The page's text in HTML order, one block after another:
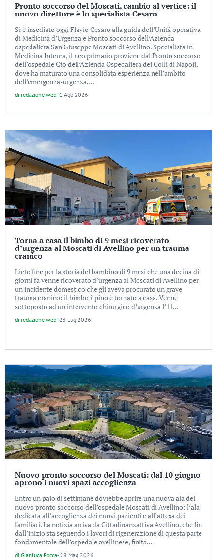
Pronto soccorso del Moscati, cambio al vertice: il
nuovo direttore è lo specialista Cesaro
Si è insediato oggi Flavio Cesaro alla guida dell’Unità operativa
di Medicina d’Urgenza e Pronto soccorso dell’Azienda
ospedaliera San Giuseppe Moscati di Avellino. Specialista in
Medicina Interna, il neo primario proviene dal Pronto soccorso
dell’ospedale Cto dell’Azienda Ospedaliera dei Colli di Napoli,
dove ha maturato una consolidata esperienza nell’ambito
dell’emergenza-urgenza,...
di redazione web- 1 Ago 2026
Torna a casa il bimbo di 9 mesi ricoverato
d’urgenza al Moscati di Avellino per un trauma
cranico
Lieto fine per la storia del bambino di 9 mesi che una decina di
giorni fa venne ricoverato d’urgenza al Moscati di Avellino per
un incidente domestico che gli aveva procurato un grave
trauma cranico: il bimbo irpino è tornato a casa. Venne
sottoposto ad un intervento chirurgico d’urgenza l’11...
di redazione web- 23 Lug 2026
Nuovo pronto soccorso del Moscati: dal 10 giugno
aprono i nuovi spazi accoglienza
Entro un paio di settimane dovrebbe aprire una nuova ala del
nuovo pronto soccorso dell’ospedale Moscati di Avellino: l’ala
dedicata all’accoglienza dei nuovi pazienti e all’attesa dei
familiari. La notizia arriva da Cittadinanzattiva Avellino, che fin
dall’inizio sta seguendo i lavori di rigenerazione di questa parte
fondamentale dell’ospedale avellinese, finita...
di Gianluca Rocca- 28 Mag 2026